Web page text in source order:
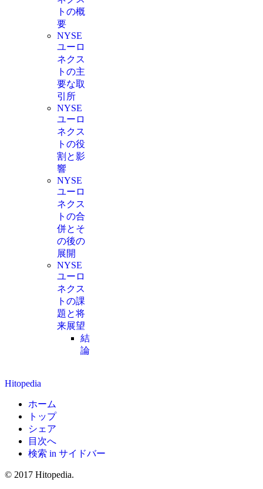
トの概
要
NYSE
ユーロ
ネクス
トの主
要な取
引所
NYSE
ユーロ
ネクス
トの役
割と影
響
NYSE
ユーロ
ネクス
トの合
併とそ
の後の
展開
NYSE
ユーロ
ネクス
トの課
題と将
来展望
結
論
Hitopedia
ホーム
トップ
シェア
目次へ
検索 in サイドバー
© 2017 Hitopedia.